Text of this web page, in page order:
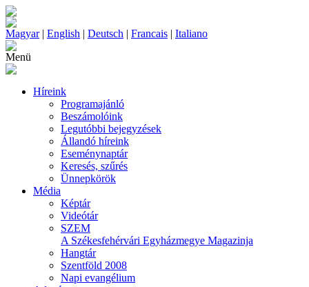
Magyar| English | Deutsch | Francais | Italiano
Menü
Híreink
Programajánló
Beszámolóink
Legutóbbi bejegyzések
Állandó híreink
Eseménynaptár
Keresés, szűrés
Ünnepkörök
Média
Képtár
Videótár
SZEM
A Székesfehérvári Egyházmegye Magazinja
Hangtár
Szentföld 2008
Napi evangélium